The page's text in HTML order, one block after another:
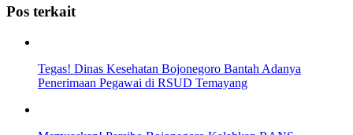
Pos terkait
Tegas! Dinas Kesehatan Bojonegoro Bantah Adanya
Penerimaan Pegawai di RSUD Temayang